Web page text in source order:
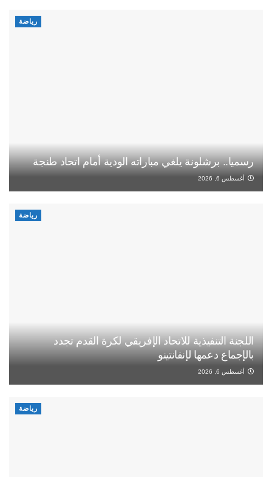
رياضة
رسميا.. برشلونة يلغي مباراته الودية أمام اتحاد طنجة
أغسطس 6, 2026
رياضة
اللجنة التنفيذية للاتحاد الإفريقي لكرة القدم تجدد
بالإجماع دعمها لإنفانتينو
أغسطس 6, 2026
رياضة